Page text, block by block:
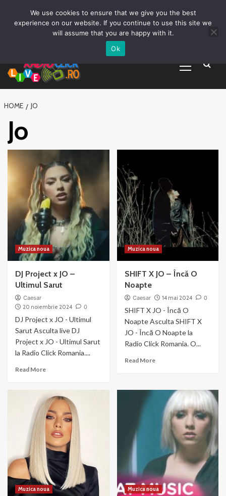
Promovare Artisti noi
Vrei sa fii DJ?
Menu
HOME JO
Jo
Muzica noua
DJ Project x JO –
Ultimul Sarut
Caesar
20 noiembrie 2024
0
DJ Project x JO - Ultimul
Sarut Asculta live DJ
Project x JO - Ultimul Sarut
la Radio Click Romania....
Read MoreRead
DJ
Project
x
Ultimul
Sarut
Muzica noua
SHIFT X JO – Încă O
Noapte
Caesar 14 mai 2024 0
SHIFT X JO - Încă O
Noapte Asculta SHIFT X
JO - Încă O Noapte la
Radio Click Romania. O...
Read MoreRead
Noapte
Muzica noua Muzica noua
We use cookies to ensure that we give you the best
experience on our website. If you continue to use this site we
will assume that you are happy with it.
Ok